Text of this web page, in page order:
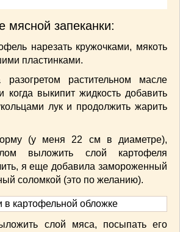
ПИЩЕВЫХ РАСТЕНИЙ
мясной запеканки:
нарезать кружочками, мякоть
пластинками.
растительном масле
когда выкипит жидкость добавить
лук и продолжить жарить
(у меня 22 см в диаметре),
выложить слой картофеля
я еще добавила замороженный
соломкой (это по желанию).
слой мяса, посыпать его